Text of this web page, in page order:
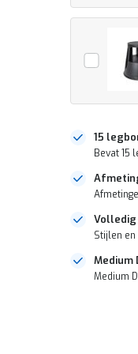
15
Bevat 15
Stijlen
Medium
Medium